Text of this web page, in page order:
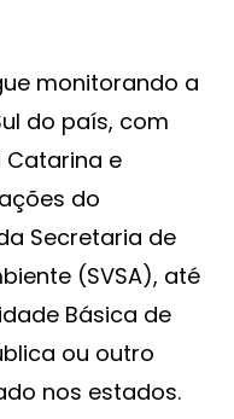
monitorando a
do país, com
Catarina e
do
Secretaria de
(SVSA), até
Básica de
ou outro
nos estados.